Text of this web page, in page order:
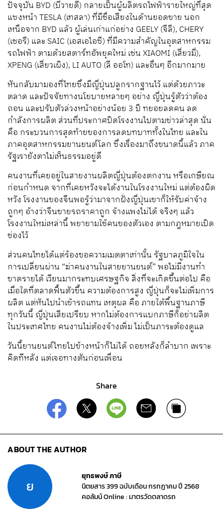
ปัจจุบัน BYD (บีวายดี) กลายเป็นผู้ผลิตรถไฟฟ้ารายใหญ่ที่สุด
แซงหน้า TESLA (เทสลา) ที่มีชื่อเสียงในด้านยอดขาย นอก
เหนือจาก BYD แล้ว ผู้เล่นเก่าแก่อย่าง GEELY (จีลี), CHERY
(เชอรี) และ SAIC (เอสเอไอซี) ที่มีความสำคัญในอุตสาหกรรม
รถไฟฟ้า ตามด้วยสตาร์ทอัพยุคใหม่ เช่น XIAOMI (เสี่ยวมี่),
XPENG (เสี่ยวเผิง), LI AUTO (ลี ออโท) และอื่นๆ อีกมากมาย
หันกลับมามองที่ไทยซึ่งมีญี่ปุ่นปลูกรากฐานไว้ แต่ด้วยภาวะ
ตลาด และปัจจัยทางนโยบายหลายๆ อย่าง ญี่ปุ่นรู้ตัวว่าต้อง
ถอน และปรับตัวล่วงหน้าอย่างน้อย 3 ปี ทยอยลดคน ลด
กำลังการผลิต ส่วนที่ประกาศปิดโรงงานไปตามข่าวล่าสุด นั่น
คือ กระบวนการสุดท้ายของการลดบทบาททั้งในไทย และใน
ภาคอุตสาหกรรมยานยนต์โลก ซึ่งเรื่องมาถึงขนาดนี้แล้ว ภาค
รัฐเรายังตาไม่เห็นธรรมอยู่ดี
คนงานที่เคยอยู่ในสายงานผลิตญี่ปุ่นต้องตกงาน หรือเกษียณ
ก่อนกำหนด จากที่เคยหวังจะได้งานในโรงงานใหม่ แต่ต้องผิด
หวัง โรงงานของจีนพอรู้ว่ามาจากฝั่งญี่ปุ่นเขาก็ให้รับค่าจ้าง
ถูกๆ อ้างว่าจีนขายรถราคาถูก จ้างแพงไม่ได้ จริงๆ แล้ว
โรงงานใหม่เหล่านี้ พยายามใช้คนของตัวเอง ตามกฎหมายเปิด
ช่องไว้
ส่วนคนไทยได้แต่ร้องขอความเมตตาเท่านั้น รัฐบาลภูมิใจใน
การเปลี่ยนผ่าน “ฆ่าคนงานในสายยานยนต์” พอไม่มีงานทำ
ขาดรายได้ เวียนมากระทบเศรษฐกิจ สิ่งที่จะเกิดขึ้นต่อไป คือ
เมื่อใดที่ตลาดฟื้นตัวขึ้น ความต้องการสูง ญี่ปุ่นก็จะไม่เพิ่มการ
ผลิต แต่หันไปนำเข้ารถแทน เหตุผล คือ ภายใต้พื้นฐานภาษี
ทุกวันนี้ ญี่ปุ่นเสียเปรียบ หากไม่ต้องการแบกภาษีก็อย่าผลิต
ในประเทศไทย คนงานไม่ต้องจ้างเพิ่ม ไม่เป็นภาระต้องดูแล
วันนี้ยานยนต์ไทยไปข้างหน้าก็ไม่ได้ ถอยหลังก็ลำบาก เพราะ
คิดทีหลัง แต่เจอทางตันก่อนเพื่อน
Share
ABOUT THE AUTHOR
ย
ยุทธพงษ์ ภาษี
นิตยสาร 399 ฉบับเดือน กรกฏาคม ปี 2568
คอลัมน์ Online : มาตรวัดตลาดรถ